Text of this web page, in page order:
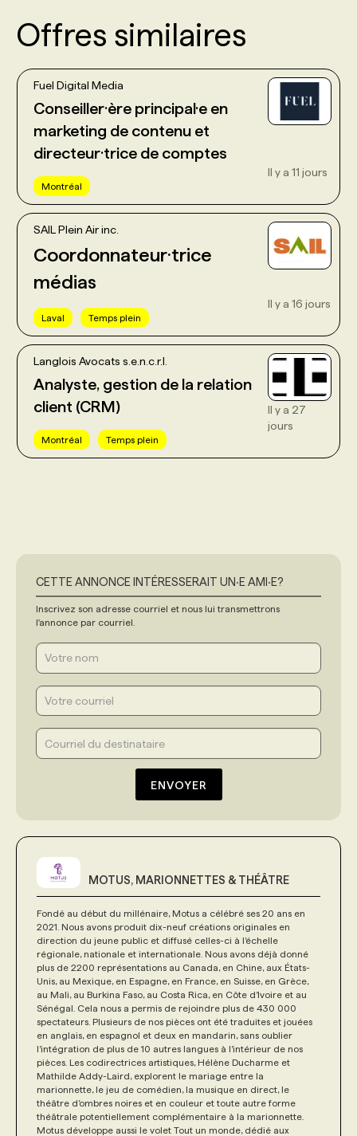
Offres similaires
Fuel Digital Media
Conseiller·ère principal·e en
marketing de contenu et
directeur·trice de comptes
Montréal
Il y a 11 jours
SAIL Plein Air inc.
Coordonnateur·trice
médias
Laval Temps plein
Il y a 16 jours
Langlois Avocats s.e.n.c.r.l.
Analyste, gestion de la relation
client (CRM)
Montréal Temps plein
Il y a 27
jours
CETTE ANNONCE INTÉRESSERAIT UN‧E AMI‧E?
Inscrivez son adresse courriel et nous lui transmettrons
l'annonce par courriel.
ENVOYER
MOTUS, MARIONNETTES & THÉÂTRE
Fondé au début du millénaire, Motus a célébré ses 20 ans en
2021. Nous avons produit dix-neuf créations originales en
direction du jeune public et diffusé celles-ci à l’échelle
régionale, nationale et internationale. Nous avons déjà donné
plus de 2200 représentations au Canada, en Chine, aux États-
Unis, au Mexique, en Espagne, en France, en Suisse, en Grèce,
au Mali, au Burkina Faso, au Costa Rica, en Côte d’Ivoire et au
Sénégal. Cela nous a permis de rejoindre plus de 430 000
spectateurs. Plusieurs de nos pièces ont été traduites et jouées
en anglais, en espagnol et deux en mandarin, sans oublier
l’intégration de plus de 10 autres langues à l’intérieur de nos
pièces. Les codirectrices artistiques, Hélène Ducharme et
Mathilde Addy-Laird, explorent le mariage entre la
marionnette, le jeu de comédien, la musique en direct, le
théâtre d’ombres noires et en couleur et toute autre forme
théâtrale potentiellement complémentaire à la marionnette.
Motus développe aussi le volet Tout un monde, dédié aux